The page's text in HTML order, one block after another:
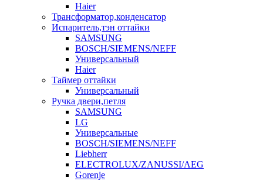
Haier
Трансформатор,конденсатор
Испаритель,тэн оттайки
SAMSUNG
BOSCH/SIEMENS/NEFF
Универсальный
Haier
Таймер оттайки
Универсальный
Ручка двери,петля
SAMSUNG
LG
Универсальные
BOSCH/SIEMENS/NEFF
Liebherr
ELECTROLUX/ZANUSSI/AEG
Gorenje